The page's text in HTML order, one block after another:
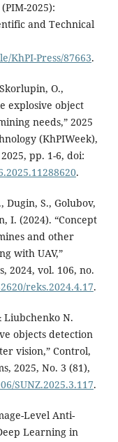
2025):
and Technical
KhPI-Press/87663.
O.,
explosive object
needs,” 2025
(KhPIWeek),
pp. 1-6, doi:
.
Dugin, S., Golubov,
I. (2024). “Concept
and other
with UAV,”
2024, vol. 106, no.
reks.2024.4.17.
Liubchenko N.
objects detection
vision,” Control,
2025, No. 3 (81),
SUNZ.2025.3.117.
Level Anti-
Learning in